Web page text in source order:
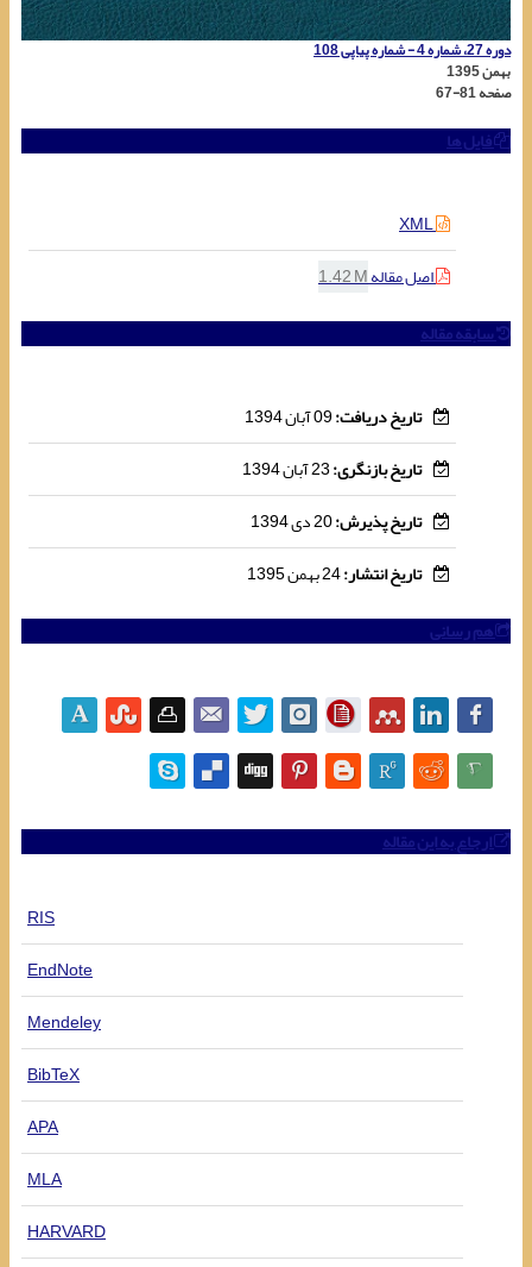
دوره 27، شماره 4 - شماره پیاپی 108
بهمن 1395
صفحه67-81
فایل ها
XML
اصل مقاله1.42 M
سابقه مقاله
تاریخ دریافت:
تاریخ بازنگری:
تاریخ پذیرش:
تاریخ انتشار:
هم رسانی
ارجاع به این مقاله
RIS
EndNote
Mendeley
BibTeX
APA
MLA
HARVARD